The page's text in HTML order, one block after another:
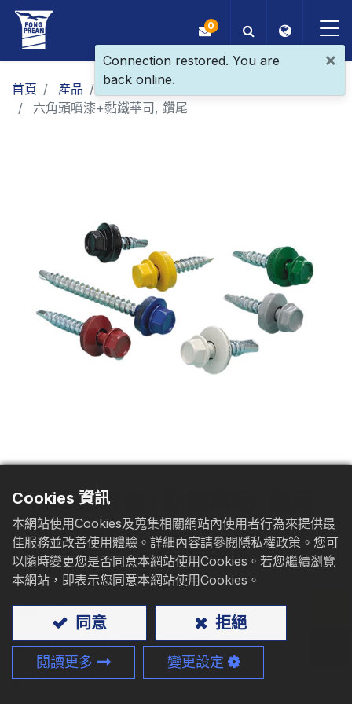
OEM/ODM
關於我們
最新消息
0
首頁 產品 一般螺絲
六角頭噴漆+黏鐵華司, 鑽尾
六角頭噴漆+黏鐵華司, 鑽尾
鑽尾屋頂螺絲專為鐵板結合鐵板安裝而設
計。噴漆頭部搭配噴漆黏鐵華司，確保高耐
腐蝕性能。
: 碳鋼、不鏽鋼
應用: 鋼板、鐵板、鋁板、夾芯板
尺寸:M3 - M8、#5 - 5/16
Cookies 資訊
本網站使用Cookies及蒐集相關網站內使用者行為來提供最
佳服務並改善使用體驗。詳細內容請參閱隱私權政策。您可
以隨時變更您是否同意本網站使用Cookies。若您繼續瀏覽
本網站，即表示您同意本網站使用Cookies。
同意 拒絕
閱讀更多 變更設定
×
Connection restored. You are
back online.